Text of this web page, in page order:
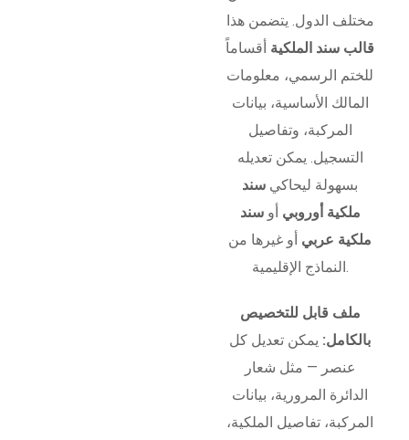
مختلف الدول. يتضمن هذا
قالب سند الملكية أقساماً
للختم الرسمي، معلومات
المالك الأساسية، بيانات
المركبة، وتفاصيل
التسجيل. يمكن تعديله
بسهولة ليحاكي سند
ملكية أوروبي أوسند
ملكية عربي أو غيرها من
النماذج الإقليمية.
ملف قابل للتخصيص
بالكامل: يمكن تعديل كل
عنصر — مثل شعار
الدائرة المرورية، بيانات
المركبة، تفاصيل الملكية،